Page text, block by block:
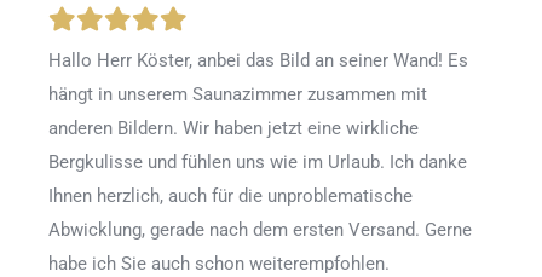
Hallo Herr Köster, anbei das Bild an seiner Wand! Es
hängt in unserem Saunazimmer zusammen mit
anderen Bildern. Wir haben jetzt eine wirkliche
Bergkulisse und fühlen uns wie im Urlaub. Ich danke
Ihnen herzlich, auch für die unproblematische
Abwicklung, gerade nach dem ersten Versand. Gerne
habe ich Sie auch schon weiterempfohlen.